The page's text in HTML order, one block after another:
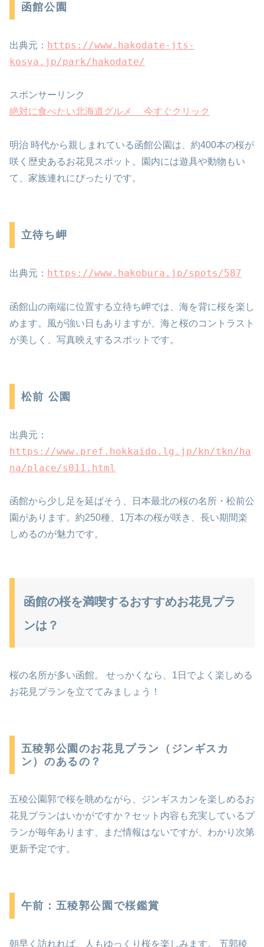
函館公園
出典元： https://www.hakodate-jts-
kosya.jp/park/hakodate/
スポンサーリンク
絶対に食べたい北海道グルメ 今すぐクリック
明治 時代から親しまれている函館公園は、約400本の桜が
咲く歴史あるお花見スポット。園内には遊具や動物もい
て、家族連れにぴったりです。
立待ち岬
出典元： https://www.hakobura.jp/spots/587
函館山の南端に位置する立待ち岬では、海を背に桜を楽し
めます。風が強い日もありますが、海と桜のコントラスト
が美しく、写真映えするスポットです。
松前 公園
出典元：
https://www.pref.hokkaido.lg.jp/kn/tkn/ha
na/place/s011.html
函館から少し足を延ばそう、日本最北の桜の名所・松前公
園があります。約250種、1万本の桜が咲き、長い期間楽
しめるのが魅力です。
函館の桜を満喫するおすすめお花見プラ
ンは？
桜の名所が多い函館。 せっかくなら、1日でよく楽しめる
お花見プランを立ててみましょう！
五稜郭公園のお花見プラン（ジンギスカ
ン）のあるの？
五稜公園郭で桜を眺めながら、ジンギスカンを楽しめるお
花見プランはいかがですか？セット内容も充実しているプ
ランが毎年あります、まだ情報はないですが、わかり次第
更新予定です。
午前：五稜郭公園で桜鑑賞
朝早く訪れれば、人もゆっくり桜を楽しみます。 五郭稜